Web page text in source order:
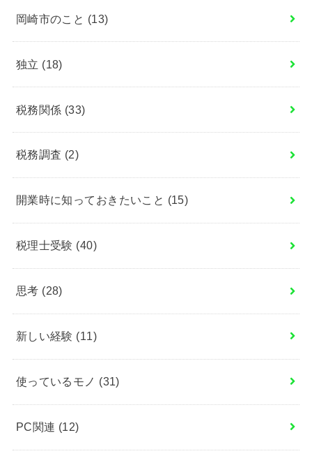
岡崎市のこと (13)
独立 (18)
税務関係 (33)
税務調査 (2)
開業時に知っておきたいこと (15)
税理士受験 (40)
思考 (28)
新しい経験 (11)
使っているモノ (31)
PC関連 (12)